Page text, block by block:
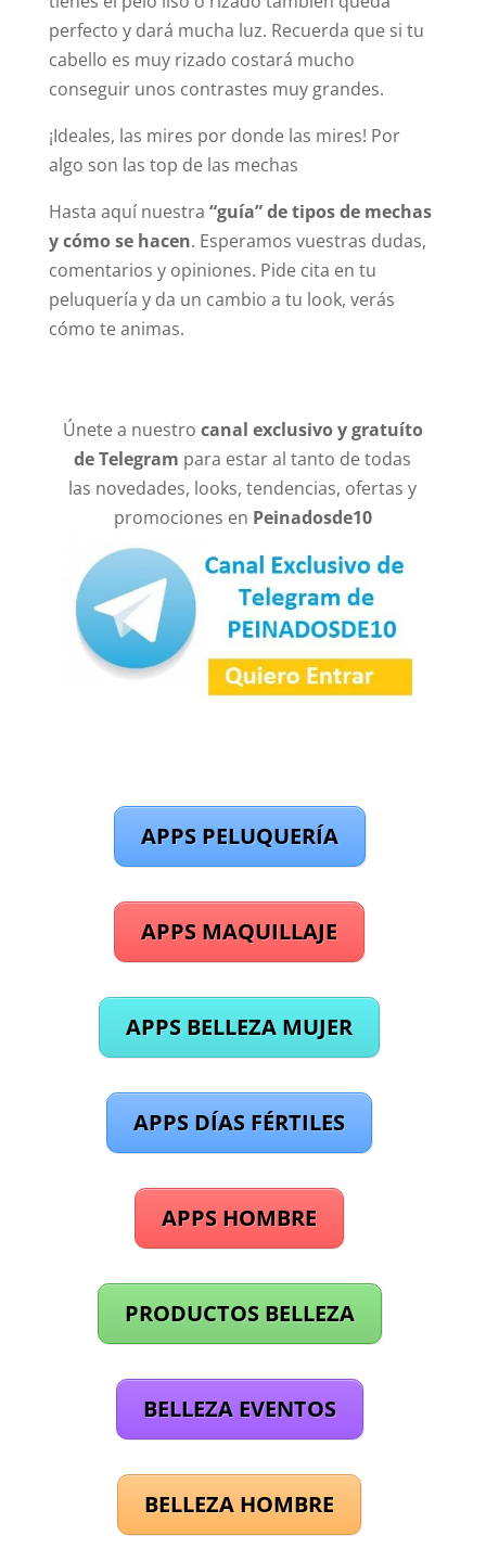
perfecto y dará mucha luz. Recuerda que si tu
cabello es muy rizado costará mucho
conseguir unos contrastes muy grandes.
¡Ideales, las mires por donde las mires! Por
algo son las top de las mechas
Hasta aquí nuestra “guía” de tipos de mechas
y cómo se hacen. Esperamos vuestras dudas,
comentarios y opiniones. Pide cita en tu
peluquería y da un cambio a tu look, verás
cómo te animas.
Únete a nuestro canal exclusivo y gratuíto
de Telegram para estar al tanto de todas
las novedades, looks, tendencias, ofertas y
promociones en Peinadosde10
APPS PELUQUERÍA
APPS MAQUILLAJE
APPS BELLEZA MUJER
APPS DÍAS FÉRTILES
APPS HOMBRE
PRODUCTOS BELLEZA
BELLEZA EVENTOS
BELLEZA HOMBRE